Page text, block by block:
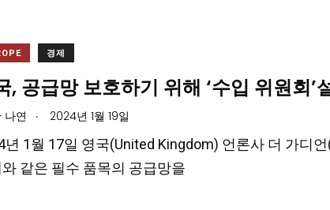
경제
, 공급망 보호하기 위해 ‘수입 위원회’
나연 . 2024년 1월 19일
년 1월 17일 영국(United Kingdom) 언론사 더 가디
같은 필수 품목의 공급망을